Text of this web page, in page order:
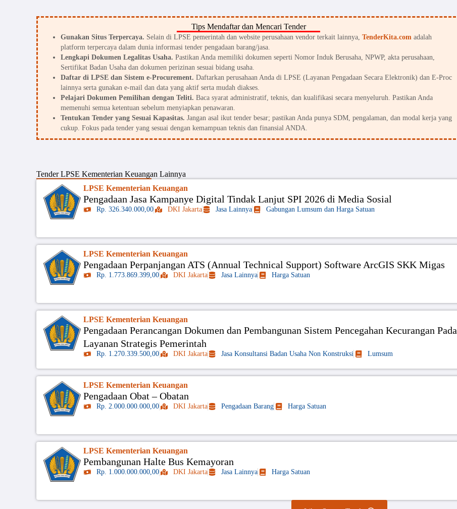
Tips Mendaftar dan Mencari Tender
Gunakan Situs Terpercaya. Selain di LPSE pemerintah dan website perusahaan vendor terkait lainnya, TenderKita.com adalah
platform terpercaya dalam dunia informasi tender pengadaan barang/jasa.
Lengkapi Dokumen Legalitas Usaha. Pastikan Anda memiliki dokumen seperti Nomor Induk Berusaha, NPWP, akta perusahaan,
Sertifikat Badan Usaha dan dokumen perizinan sesuai bidang usaha.
Daftar di LPSE dan Sistem e-Procurement. Daftarkan perusahaan Anda di LPSE (Layanan Pengadaan Secara Elektronik) dan E-Proc
lainnya serta gunakan e-mail dan data yang aktif serta mudah diakses.
Pelajari Dokumen Pemilihan dengan Teliti. Baca syarat administratif, teknis, dan kualifikasi secara menyeluruh. Pastikan Anda
memenuhi semua ketentuan sebelum menyiapkan penawaran.
Tentukan Tender yang Sesuai Kapasitas. Jangan asal ikut tender besar; pastikan Anda punya SDM, pengalaman, dan modal kerja yang
cukup. Fokus pada tender yang sesuai dengan kemampuan teknis dan finansial ANDA.
TenderLPSE Kementerian Keuangan Lainnya
LPSE Kementerian Keuangan
Pengadaan Jasa Kampanye Digital Tindak Lanjut SPI 2026 di Media Sosial
Rp. 326.340.000,00 DKI Jakarta Jasa Lainnya Gabungan Lumsum dan Harga Satuan
LPSE Kementerian Keuangan
Pengadaan Perpanjangan ATS (Annual Technical Support) Software ArcGIS SKK Migas
Rp. 1.773.869.399,00 DKI Jakarta Jasa Lainnya Harga Satuan
LPSE Kementerian Keuangan
Pengadaan Perancangan Dokumen dan Pembangunan Sistem Pencegahan Kecurangan Pada
Layanan Strategis Pemerintah
Rp. 1.270.339.500,00 DKI Jakarta Jasa Konsultansi Badan Usaha Non Konstruksi Lumsum
LPSE Kementerian Keuangan
Pengadaan Obat – Obatan
Rp. 2.000.000.000,00 DKI Jakarta Pengadaan Barang Harga Satuan
LPSE Kementerian Keuangan
Pembangunan Halte Bus Kemayoran
Rp. 1.000.000.000,00 DKI Jakarta Jasa Lainnya Harga Satuan